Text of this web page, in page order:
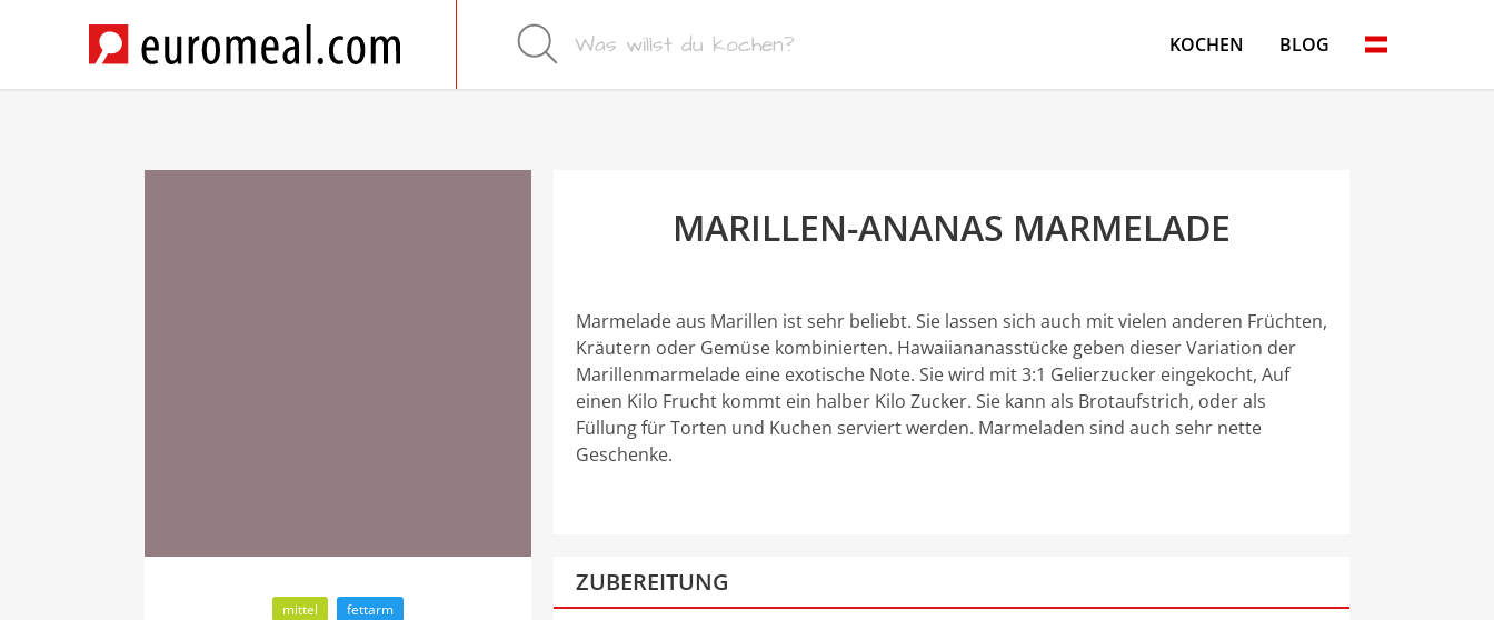
KOCHEN BLOG
mittel fettarm
MARILLEN-ANANAS MARMELADE
Marmelade aus Marillen ist sehr beliebt. Sie lassen sich auch mit vielen anderen Früchten,
Kräutern oder Gemüse kombinierten. Hawaiiananasstücke geben dieser Variation der
Marillenmarmelade eine exotische Note. Sie wird mit 3:1 Gelierzucker eingekocht, Auf
einen Kilo Frucht kommt ein halber Kilo Zucker. Sie kann als Brotaufstrich, oder als
Füllung für Torten und Kuchen serviert werden. Marmeladen sind auch sehr nette
Geschenke.
ZUBEREITUNG